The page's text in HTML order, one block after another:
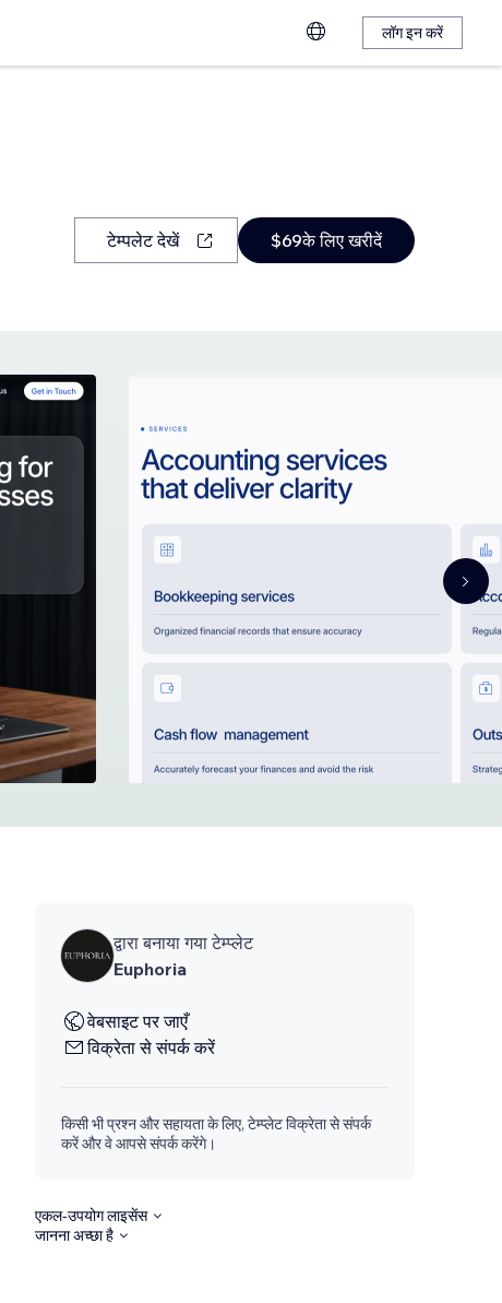
लॉग इन करें
टेम्पलेट देखें $69के लिए खरीदें
द्वारा बनाया गया टेम्प्लेट
Euphoria
वेबसाइट पर जाएँ
विक्रेता से संपर्क करें
किसी भी प्रश्न और सहायता के लिए, टेम्प्लेट विक्रेता से संपर्क
करें और वे आपसे संपर्क करेंगे।
एकल-उपयोग लाइसेंस
जानना अच्छा है